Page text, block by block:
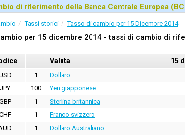
di riferimento della Banca Centrale Europea
Tassi storici Tasso di cambio per 15 Dicembre 2014
per 15 dicembre 2014 - tassi di cambio di
Valuta 15
1 Dollaro
JPY
100 Yen giapponese
GBP
1 Sterlina britannica
CHF
1 Franco svizzero
1 Dollaro Australiano